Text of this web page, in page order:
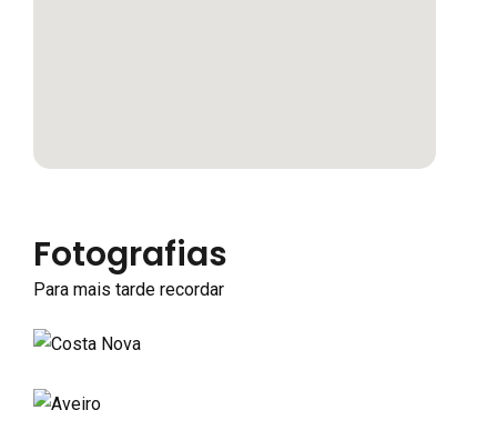
Fotografias
Para mais tarde recordar